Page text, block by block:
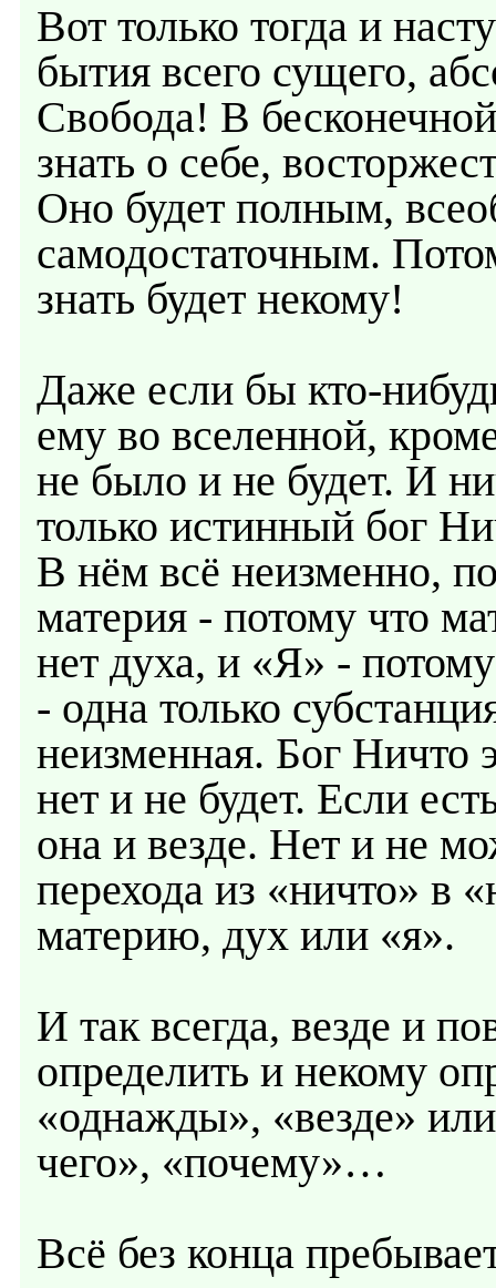
Вот только тогда и
бытия всего сущего,
Свобода! В
знать о себе,
Оно будет полным,
самодостаточным.
знать будет некому!
Даже если бы кто-
ему во вселенной,
не было и не будет. И
только истинный бог
В нём всё неизменно,
материя - потому что
нет духа, и «Я» -
- одна только
неизменная. Бог Ничто
нет и не будет. Если
она и везде. Нет и не
перехода из «ничто» в
материю, дух или «я».
И так всегда, везде и
определить и некому
«однажды», «везде»
чего», «почему»…
Всё без конца